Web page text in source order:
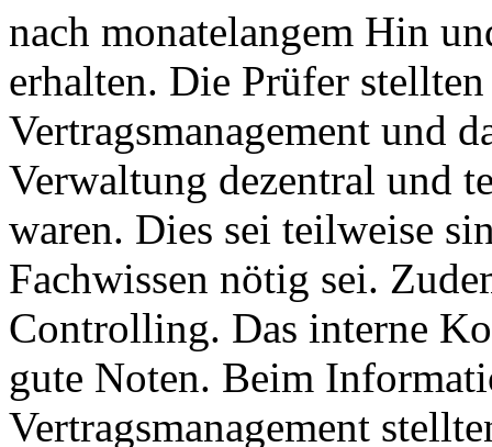
nach monatelangem Hin
erhalten. Die Prüfer stellten
Vertragsmanagement und
Verwaltung dezentral und
waren. Dies sei teilweise
Fachwissen nötig sei.
Controlling. Das interne
gute Noten. Beim
Vertragsmanagement